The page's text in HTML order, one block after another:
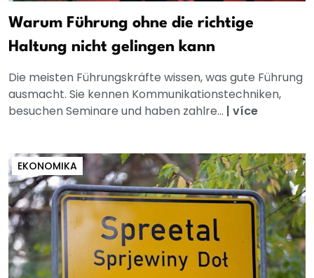
Warum Führung ohne die richtige
Haltung nicht gelingen kann
Die meisten Führungskräfte wissen, was gute Führung
ausmacht. Sie kennen Kommunikationstechniken,
besuchen Seminare und haben zahlre... | více
EKONOMIKA